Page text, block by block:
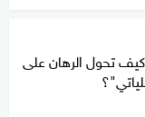
كيف تحول الرهان على